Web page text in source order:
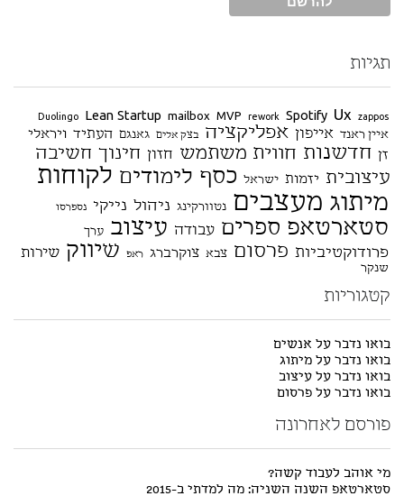
תגיות
Duolingo Lean Startup mailbox MVP rework Spotify Ux zappos
איין ראנד אייפון אפליקציה בצק אלים גאנגם העתיד ויראלי
זן חדשנות חווית משתמש חזון חינוך חשיבה
עיצובית יזמות ישראל כסף לימודים לקוחות
מיתוג מעצבים נטוורקינג ניהול נייקי נספרסו
סטארטאפ ספרים עבודה עיצוב ערך
פרודוקטיביות פרסום צבא צוקרברג ראפ שיווק שירות
שנקר
קטגוריות
בואו נדבר על אנשים
בואו נדבר על מיתוג
בואו נדבר על עיצוב
בואו נדבר על פרסום
פורסם לאחרונה
מי אוהב לעבוד קשה?
סטארטאפ השנה השניה: מה למדתי ב-2015